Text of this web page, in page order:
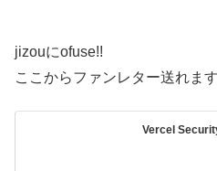
jizouにofuse!!
ここからファンレター送れま
Vercel